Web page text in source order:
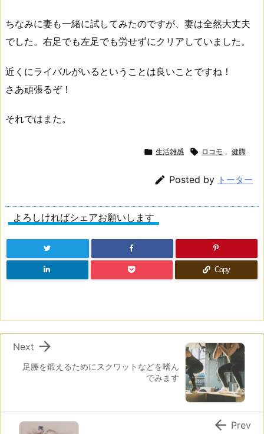
ちなみに妻も一緒に試してみたのですが、妻は全然大丈夫
でした。右足でも左足でも労せずにクリアしていました。
近くにライバルがいるということは良いことですね！
さあ頑張るぞ！
それではまた。
 生活雑感  ロコモ , 健脚
 Posted by トーター
よろしければシェアお願いします
Copy
足腰を鍛えるためにスクワットなどを嗜ん
でみます

Next
 Prev